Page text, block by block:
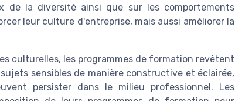
de la diversité ainsi que sur les comportements
leur culture d'entreprise, mais aussi améliorer la
culturelles, les programmes de formation revêtent
sensibles de manière constructive et éclairée,
persister dans le milieu professionnel. Les